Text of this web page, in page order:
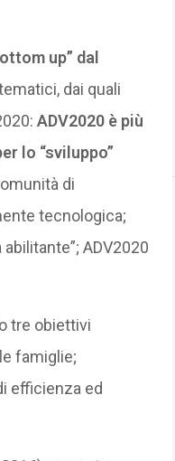
up” dal
dai quali
ADV2020 è più
lo “sviluppo”
di
tecnologica;
ADV2020
tre obiettivi
famiglie;
efficienza ed